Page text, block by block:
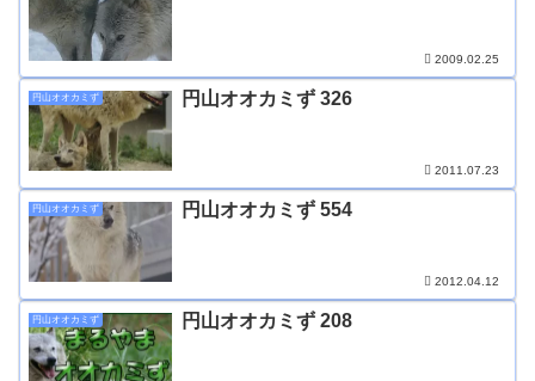
2009.02.25
円山オオカミず 円山オオカミず 326
2011.07.23
円山オオカミず 円山オオカミず 554
2012.04.12
円山オオカミず 円山オオカミず 208